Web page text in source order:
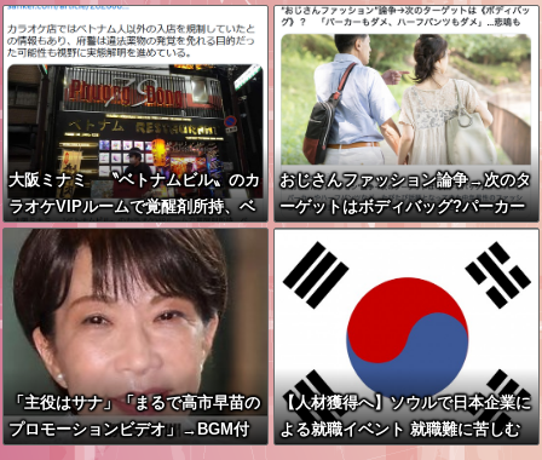
大阪ミナミ 〝ベトナムビル〟のカ
ラオケVIPルームで覚醒剤所持、ベ
トナム国籍8人逮捕
おじさんファッション論争→次のタ
ーゲットはボディバッグ?パーカー
もダメハーフパンツもダメ悲鳴も
「主役はサナ」「まるで高市早苗の
プロモーションビデオ」→BGM付
き被災地視察動画に批判殺到
【人材獲得へ】ソウルで日本企業に
よる就職イベント 就職難に苦しむ